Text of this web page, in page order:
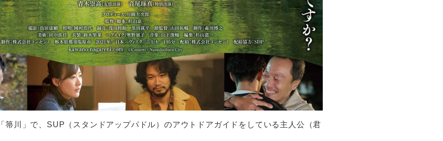
箒川」で、SUP（スタンドアップパドル）のアウトドアガイドをしている主人公（君